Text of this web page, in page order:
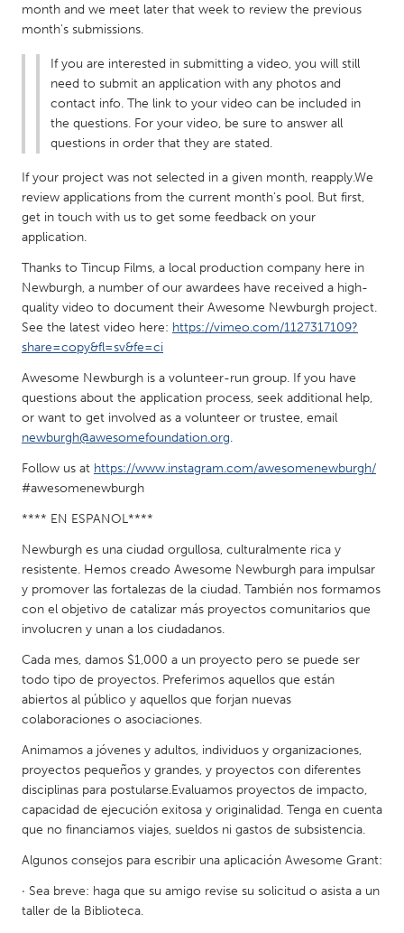
Baltimore, MD
Burlingame-San Mateo, CA
Chicago, IL
Cleveland, OH
Durham, NC
Gainesville, FL
Georgetown, MA
Gloucester, MA
Hamilton-Wenham, MA
Ipswich, MA
Key West, FL
Los Angeles, CA
New York City, NY
Newburgh, NY
Newburyport, MA
Oahu, HI
Orlando, FL
Peekskill, NY
Pittsburgh, PA
Portland, OR
Poughkeepsie, NY
Rhode Island
San Francisco, CA
Santa Cruz, CA
South Bend, IN
St. Paul, MN
State College, PA
Washington, DC
Westminster, MD
UZBEKISTAN
Tashkent
month and we meet later that week to review the previous
month's submissions.
If you are interested in submitting a video, you will still
need to submit an application with any photos and
contact info. The link to your video can be included in
the questions. For your video, be sure to answer all
questions in order that they are stated.
If your project was not selected in a given month, reapply.We
review applications from the current month's pool. But first,
get in touch with us to get some feedback on your
application.
Thanks to Tincup Films, a local production company here in
Newburgh, a number of our awardees have received a high-
quality video to document their Awesome Newburgh project.
See the latest video here: https://vimeo.com/1127317109?
share=copy&fl=sv&fe=ci
Awesome Newburgh is a volunteer-run group. If you have
questions about the application process, seek additional help,
or want to get involved as a volunteer or trustee, email
newburgh@awesomefoundation.org.
Follow us at https://www.instagram.com/awesomenewburgh/
#awesomenewburgh
**** EN ESPANOL****
Newburgh es una ciudad orgullosa, culturalmente rica y
resistente. Hemos creado Awesome Newburgh para impulsar
y promover las fortalezas de la ciudad. También nos formamos
con el objetivo de catalizar más proyectos comunitarios que
involucren y unan a los ciudadanos.
Cada mes, damos $1,000 a un proyecto pero se puede ser
todo tipo de proyectos. Preferimos aquellos que están
abiertos al público y aquellos que forjan nuevas
colaboraciones o asociaciones.
Animamos a jóvenes y adultos, individuos y organizaciones,
proyectos pequeños y grandes, y proyectos con diferentes
disciplinas para postularse.Evaluamos proyectos de impacto,
capacidad de ejecución exitosa y originalidad. Tenga en cuenta
que no financiamos viajes, sueldos ni gastos de subsistencia.
Algunos consejos para escribir una aplicación Awesome Grant:
· Sea breve: haga que su amigo revise su solicitud o asista a un
taller de la Biblioteca.